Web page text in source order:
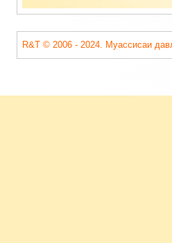
R&T © 2006 - 2024. Муассисаи